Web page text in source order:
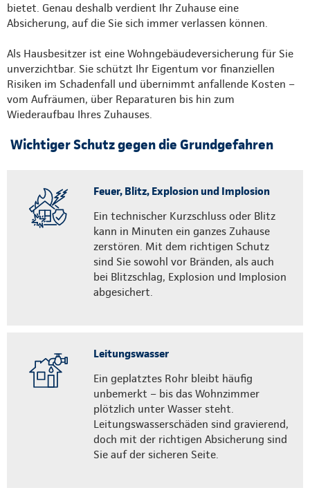
bietet. Genau deshalb verdient Ihr Zuhause eine
Absicherung, auf die Sie sich immer verlassen können.
Als Hausbesitzer ist eine Wohngebäudeversicherung für Sie
unverzichtbar. Sie schützt Ihr Eigentum vor finanziellen
Risiken im Schadenfall und übernimmt anfallende Kosten –
vom Aufräumen, über Reparaturen bis hin zum
Wiederaufbau Ihres Zuhauses.
Wichtiger Schutz gegen die Grundgefahren
Feuer, Blitz, Explosion und Implosion
Ein technischer Kurzschluss oder Blitz
kann in Minuten ein ganzes Zuhause
zerstören. Mit dem richtigen Schutz
sind Sie sowohl vor Bränden, als auch
bei Blitzschlag, Explosion und Implosion
abgesichert.
Leitungswasser
Ein geplatztes Rohr bleibt häufig
unbemerkt – bis das Wohnzimmer
plötzlich unter Wasser steht.
Leitungswasserschäden sind gravierend,
doch mit der richtigen Absicherung sind
Sie auf der sicheren Seite.